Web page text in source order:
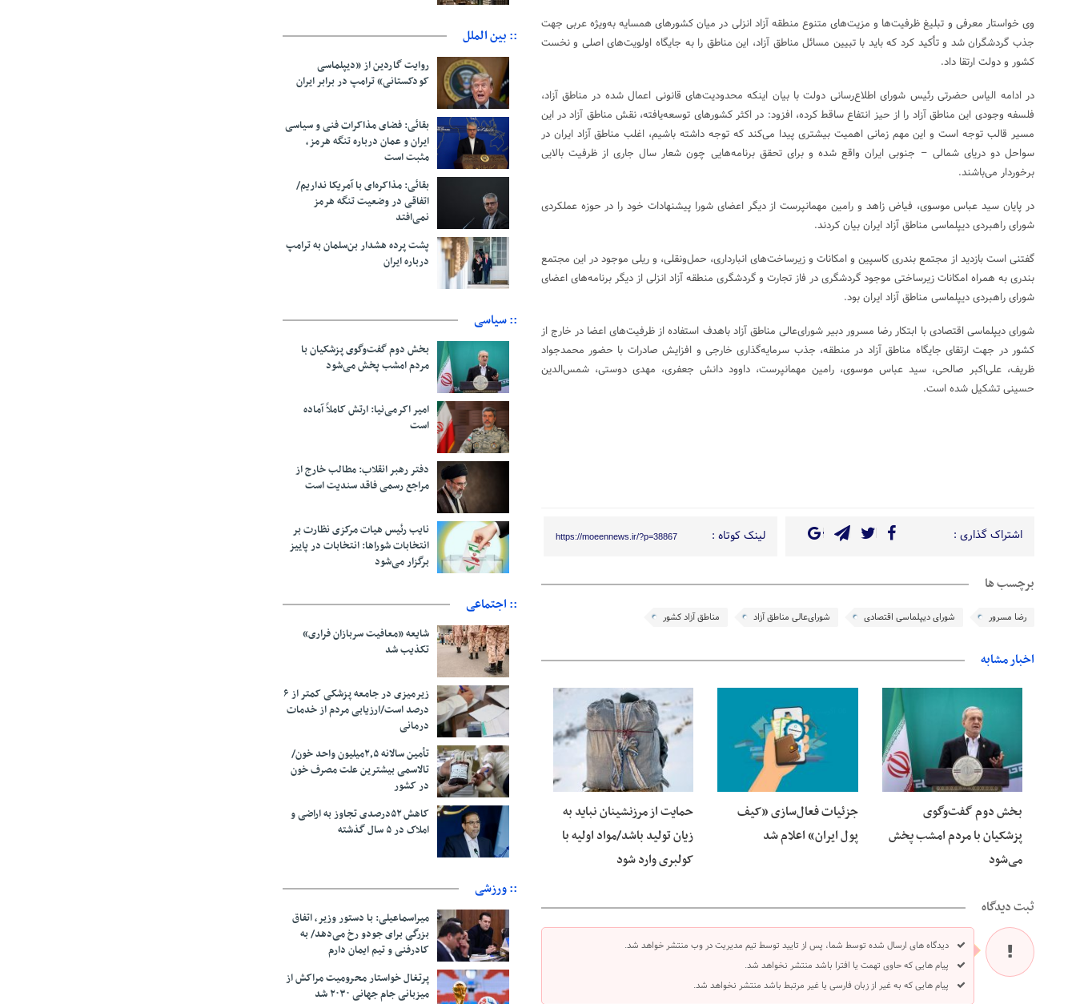
وی خواستار معرفی و تبلیغ ظرفیت‌ها و مزیت‌های متنوع منطقه آزاد انزلی در میان کشورهای همسایه به‌ویژه عربی جهت
جذب گردشگران شد و تأکید کرد که باید با تبیین مسائل مناطق آزاد، این مناطق را به جایگاه اولویت‌های اصلی و نخست
کشور و دولت ارتقا داد.
در ادامه الیاس حضرتی رئیس شورای اطلاع‌رسانی دولت با بیان اینکه محدودیت‌های قانونی اعمال شده در مناطق آزاد،
فلسفه وجودی این مناطق آزاد را از حیز انتفاع ساقط کرده، افزود: در اکثر کشورهای توسعه‌یافته، نقش مناطق آزاد در این
مسیر قالب توجه است و این مهم زمانی اهمیت بیشتری پیدا می‌کند که توجه داشته باشیم، اغلب مناطق آزاد ایران در
سواحل دو دریای شمالی – جنوبی ایران واقع شده و برای تحقق برنامه‌هایی چون شعار سال جاری از ظرفیت بالایی
برخوردار می‌باشند.
در پایان سید عباس موسوی، فیاض زاهد و رامین مهمانپرست از دیگر اعضای شورا پیشنهادات خود را در حوزه عملکردی
شورای راهبردی دیپلماسی مناطق آزاد ایران بیان کردند.
گفتنی است بازدید از مجتمع بندری کاسپین و امکانات و زیرساخت‌های انبارداری، حمل‌ونقلی، و ریلی موجود در این مجتمع
بندری به همراه امکانات زیرساختی موجود گردشگری در فاز تجارت و گردشگری منطقه آزاد انزلی از دیگر برنامه‌های اعضای
شورای راهبردی دیپلماسی مناطق آزاد ایران بود.
شورای دیپلماسی اقتصادی با ابتکار رضا مسرور دبیر شورای‌عالی مناطق آزاد باهدف استفاده از ظرفیت‌های اعضا در خارج از
کشور در جهت ارتقای جایگاه مناطق آزاد در منطقه، جذب سرمایه‌گذاری خارجی و افزایش صادرات با حضور محمدجواد
ظریف، علی‌اکبر صالحی، سید عباس موسوی، رامین مهمانپرست، داوود دانش جعفری، مهدی دوستی، شمس‌الدین
حسینی تشکیل شده است.
اشتراک گذاری : لینک کوتاه : https://moeennews.ir/?p=38867
برچسب ها
رضا مسرور شورای دیپلماسی اقتصادی شورای‌عالی مناطق آزاد مناطق آزاد کشور
اخبار مشابه
بخش دوم گفت‌وگوی
پزشکیان با مردم امشب پخش
می‌شود
جزئیات فعال‌سازی «کیف
پول ایران» اعلام شد
حمایت از مرزنشینان نباید به
زیان تولید باشد/مواد اولیه با
کولبری وارد شود
ثبت دیدگاه
دیدگاه های ارسال شده توسط شما، پس از تایید توسط تیم مدیریت در وب منتشر خواهد شد.
پیام هایی که حاوی تهمت یا افترا باشد منتشر نخواهد شد.
پیام هایی که به غیر از زبان فارسی یا غیر مرتبط باشد منتشر نخواهد شد.
:: بین الملل
روایت گاردین از «دیپلماسی
کودکستانی» ترامپ در برابر ایران
بقائی: فضای مذاکرات فنی و سیاسی
ایران و عمان درباره تنگه هرمز،
مثبت است
بقائی: مذاکره‌ای با آمریکا نداریم/
اتفاقی در وضعیت تنگه هرمز
نمی‌افتد
پشت پرده هشدار بن‌سلمان به ترامپ
درباره ایران
:: سیاسی
بخش دوم گفت‌وگوی پزشکیان با
مردم امشب پخش می‌شود
امیر اکرمی‌نیا: ارتش کاملاً آماده
است
دفتر رهبر انقلاب: مطالب خارج از
مراجع رسمی فاقد سندیت است
نایب رئیس هیات مرکزی نظارت بر
انتخابات شوراها: انتخابات در پاییز
برگزار می‌شود
:: اجتماعی
شایعه «معافیت سربازان فراری»
تکذیب شد
زیرمیزی در جامعه پزشکی کمتر از ۶
درصد است/ارزیابی مردم از خدمات
درمانی
تأمین سالانه ۲٫۵میلیون واحد خون/
تالاسمی بیشترین علت مصرف‌ خون
در کشور
کاهش ۵۲درصدی تجاوز به اراضی و
املاک در ۵ سال گذشته
:: ورزشی
میراسماعیلی: با دستور وزیر، اتفاق
بزرگی برای جودو رخ می‌دهد/ به
کادرفنی و تیم ایمان دارم
پرتغال خواستار محرومیت مراکش از
میزبانی جام جهانی ۲۰۳۰ شد